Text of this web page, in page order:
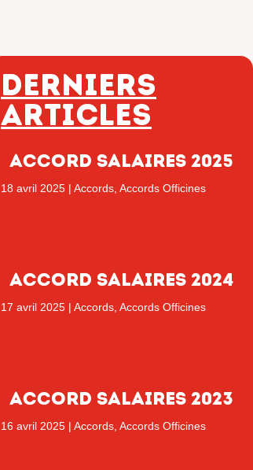
Derniers
articles
ACCORD SALAIRES 2025
18 avril 2025 | Accords Accords Officines
ACCORD SALAIRES 2024
17 avril 2025 | Accords Accords Officines
ACCORD SALAIRES 2023
16 avril 2025 | Accords Accords Officines